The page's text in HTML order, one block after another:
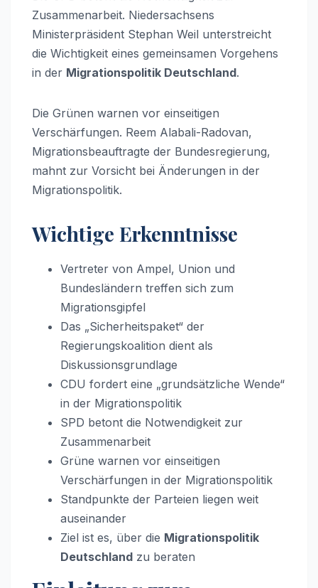
Zusammenarbeit. Niedersachsens
Ministerpräsident Stephan Weil unterstreicht
die Wichtigkeit eines gemeinsamen Vorgehens
in der Migrationspolitik Deutschland.
Die Grünen warnen vor einseitigen
Verschärfungen. Reem Alabali-Radovan,
Migrationsbeauftragte der Bundesregierung,
mahnt zur Vorsicht bei Änderungen in der
Migrationspolitik.
Wichtige Erkenntnisse
Vertreter von Ampel, Union und
Bundesländern treffen sich zum
Migrationsgipfel
Das „Sicherheitspaket“ der
Regierungskoalition dient als
Diskussionsgrundlage
CDU fordert eine „grundsätzliche Wende“
in der Migrationspolitik
SPD betont die Notwendigkeit zur
Zusammenarbeit
Grüne warnen vor einseitigen
Verschärfungen in der Migrationspolitik
Standpunkte der Parteien liegen weit
auseinander
Ziel ist es, über die Migrationspolitik
Deutschland zu beraten